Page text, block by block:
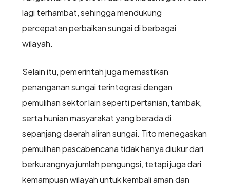
lagi terhambat, sehingga mendukung
percepatan perbaikan sungai di berbagai
wilayah.
Selain itu, pemerintah juga memastikan
penanganan sungai terintegrasi dengan
pemulihan sektor lain seperti pertanian, tambak,
serta hunian masyarakat yang berada di
sepanjang daerah aliran sungai. Tito menegaskan
pemulihan pascabencana tidak hanya diukur dari
berkurangnya jumlah pengungsi, tetapi juga dari
kemampuan wilayah untuk kembali aman dan